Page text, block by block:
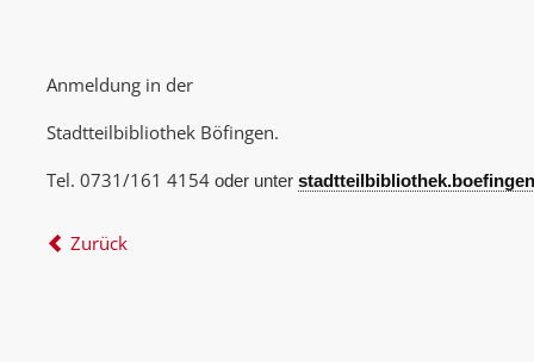
Anmeldung in der
Stadtteilbibliothek Böfingen.
Tel. 0731/161 4154oder unter
Zurück